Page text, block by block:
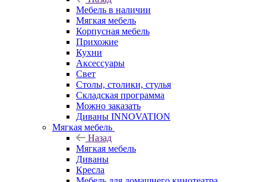
Мебель в наличии
Мягкая мебель
Корпусная мебель
Прихожие
Кухни
Аксессуары
Свет
Столы, столики, стулья
Складская программа
Можно заказать
Диваны INNOVATION
Мягкая мебель
Назад
Мягкая мебель
Диваны
Кресла